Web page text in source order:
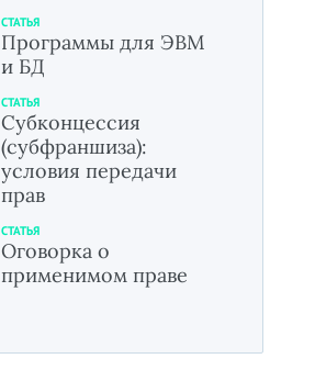
СТАТЬЯ
Программы для ЭВМ
и БД
СТАТЬЯ
Субконцессия
(субфраншиза):
условия передачи
прав
СТАТЬЯ
Оговорка о
применимом праве